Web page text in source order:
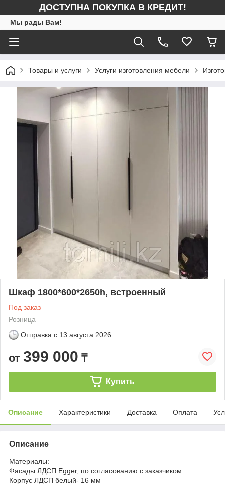
ДОСТУПНА ПОКУПКА В КРЕДИТ!
Мы рады Вам!
Товары и услуги Услуги изготовления мебели
Шкаф 1800*600*2650h, встроенный
Под заказ
Розница
Отправка с 13 августа 2026
от 399 000 ₸
Купить
Описание Характеристики Доставка Оплата
Описание
Материалы:
Фасады ЛДСП Egger, по согласованию с заказчиком
Корпус ЛДСП белый- 16 мм